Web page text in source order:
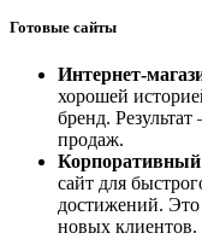
Готовые сайты
Интернет-
хорошей
бренд.
продаж.
Корпоративный
сайт для
достижений. Это
новых клиентов.